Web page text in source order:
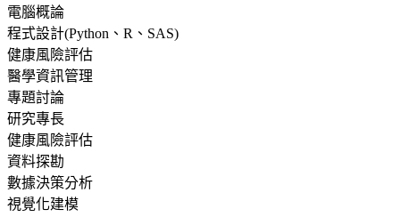
電腦概論
程式設計(Python、R、SAS)
健康風險評估
醫學資訊管理
專題討論
研究專長
健康風險評估
資料探勘
數據決策分析
視覺化建模